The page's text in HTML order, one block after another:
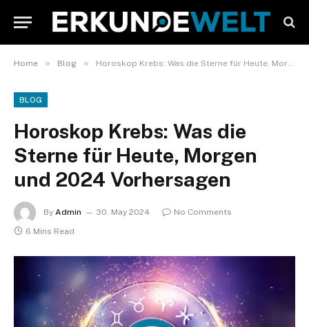
Home » Blog » Horoskop Krebs: Was die Sterne für Heute, Morgen und 2024 Vorhersagen
BLOG
Horoskop Krebs: Was die
Sterne für Heute, Morgen
und 2024 Vorhersagen
By Admin 30. May 2024
No Comments
6 Mins Read